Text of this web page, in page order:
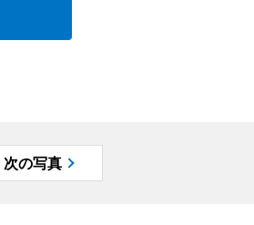
次の写真